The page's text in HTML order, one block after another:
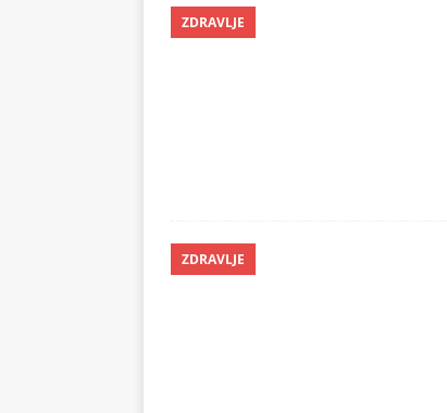
ZDRAVLJE
ZDRAVLJE